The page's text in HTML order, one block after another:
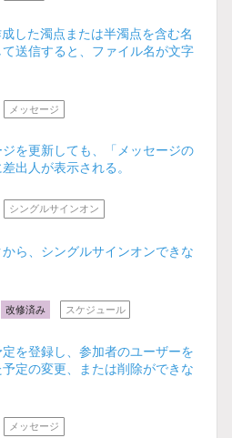
成した濁点または半濁点を含む名
送信すると、ファイル名が文字
メッセージ
を更新しても、「メッセージの
出人が表示される。
シングルサインオン
ら、シングルサインオンできな
改修済み スケジュール
を登録し、参加者のユーザーを
定の変更、または削除ができな
メッセージ